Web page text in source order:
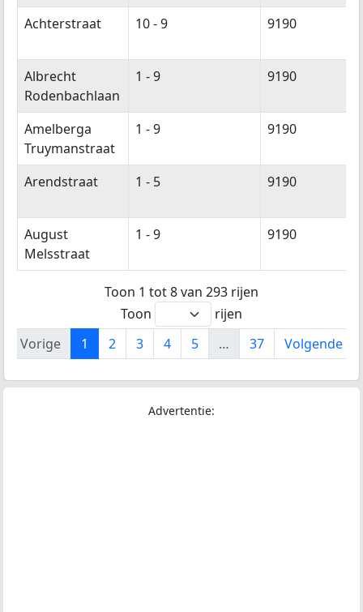
Achterstraat 10 - 9 9190
Albrecht
Rodenbachlaan
1 - 9 9190
Amelberga
Truymanstraat
1 - 9 9190
Arendstraat 1 - 5 9190
August
Melsstraat
1 - 9 9190
Toon 1 tot 8 van 293 rijen
Toon
rijen
Vorige
1 2 3 4 5 … 37 Volgende
Advertentie: